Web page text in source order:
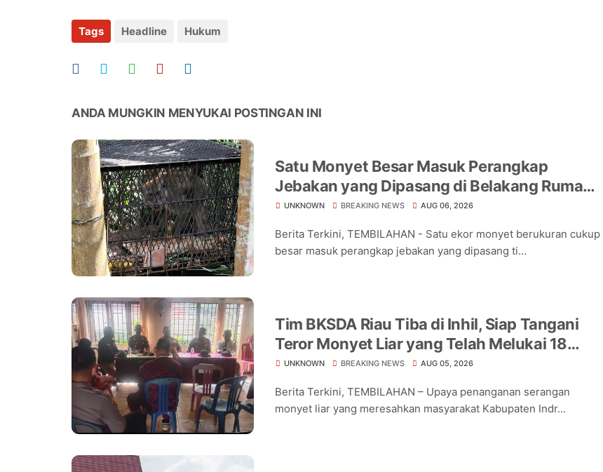
Tags Headline Hukum
ANDA MUNGKIN MENYUKAI POSTINGAN INI
Satu Monyet Besar Masuk Perangkap
Jebakan yang Dipasang di Belakang Rumah
Warga Tampomas
UNKNOWN BREAKING NEWS AUG 06, 2026
Berita Terkini, TEMBILAHAN - Satu ekor monyet berukuran cukup
besar masuk perangkap jebakan yang dipasang ti...
Tim BKSDA Riau Tiba di Inhil, Siap Tangani
Teror Monyet Liar yang Telah Melukai 18
Warga
UNKNOWN BREAKING NEWS AUG 05, 2026
Berita Terkini, TEMBILAHAN – Upaya penanganan serangan
monyet liar yang meresahkan masyarakat Kabupaten Indr...